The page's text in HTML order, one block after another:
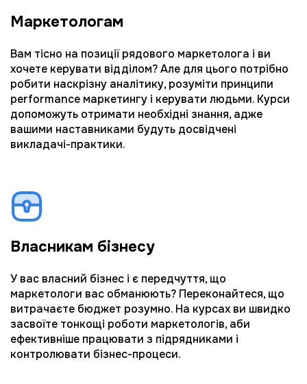
Маркетологам
Вам тісно на позиції рядового маркетолога і ви
хочете керувати відділом? Але для цього потрібно
робити наскрізну аналітику, розуміти принципи
performance маркетингу і керувати людьми. Курси
допоможуть отримати необхідні знання, адже
вашими наставниками будуть досвідчені
викладачі-практики.
Власникам бізнесу
У вас власний бізнес і є передчуття, що
маркетологи вас обманюють? Переконайтеся, що
витрачаєте бюджет розумно. На курсах ви швидко
засвоїте тонкощі роботи маркетологів, аби
ефективніше працювати з підрядниками і
контролювати бізнес-процеси.